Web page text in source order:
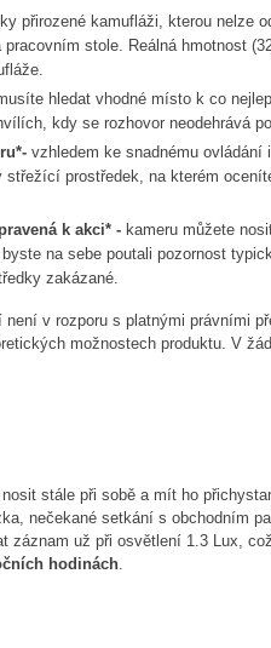
přirozené kamufláži, kterou nelze
stole. Reálná hmotnost
hledat vhodné místo k co
kdy se rozhovor neodehrává
vzhledem ke snadnému ovládání
střežící prostředek, na kterém
k akci* - kameru můžete
na sebe poutali pozornost
zakázané.
v rozporu s platnými právními
možnostech produktu. V
stále při sobě a mít ho
nečekané setkání s obchodním
záznam už při osvětlení 1.3 Lux,
hodinách.